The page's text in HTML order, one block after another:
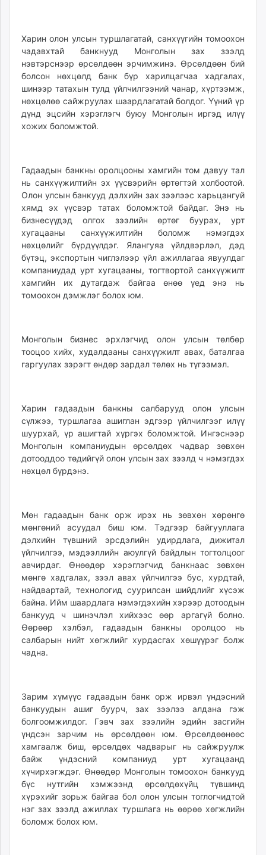
Харин олон улсын туршлагатай, санхүүгийн томоохон
чадавхтай банкнууд Монголын зах зээлд
нэвтэрснээр өрсөлдөөн эрчимжинэ. Өрсөлдөөн бий
болсон нөхцөлд банк бүр харилцагчаа хадгалах,
шинээр татахын тулд үйлчилгээний чанар, хүртээмж,
нөхцөлөө сайжруулах шаардлагатай болдог. Үүний үр
дүнд эцсийн хэрэглэгч буюу Монголын иргэд илүү
хожих боломжтой.
Гадаадын банкны оролцооны хамгийн том давуу тал
нь санхүүжилтийн эх үүсвэрийн өртөгтэй холбоотой.
Олон улсын банкууд дэлхийн зах зээлээс харьцангуй
хямд эх үүсвэр татах боломжтой байдаг. Энэ нь
бизнесүүдэд олгох зээлийн өртөг буурах, урт
хугацааны санхүүжилтийн боломж нэмэгдэх
нөхцөлийг бүрдүүлдэг. Ялангуяа үйлдвэрлэл, дэд
бүтэц, экспортын чиглэлээр үйл ажиллагаа явуулдаг
компаниудад урт хугацааны, тогтвортой санхүүжилт
хамгийн их дутагдаж байгаа өнөө үед энэ нь
томоохон дэмжлэг болох юм.
Монголын бизнес эрхлэгчид олон улсын төлбөр
тооцоо хийх, худалдааны санхүүжилт авах, баталгаа
гаргуулах зэрэгт өндөр зардал төлөх нь түгээмэл.
Харин гадаадын банкны салбарууд олон улсын
сүлжээ, туршлагаа ашиглан эдгээр үйлчилгээг илүү
шуурхай, үр ашигтай хүргэх боломжтой. Ингэснээр
Монголын компаниудын өрсөлдөх чадвар зөвхөн
дотооддоо төдийгүй олон улсын зах зээлд ч нэмэгдэх
нөхцөл бүрдэнэ.
Мөн гадаадын банк орж ирэх нь зөвхөн хөрөнгө
мөнгөний асуудал биш юм. Тэдгээр байгууллага
дэлхийн түвшний эрсдэлийн удирдлага, дижитал
үйлчилгээ, мэдээллийн аюулгүй байдлын тогтолцоог
авчирдаг. Өнөөдөр хэрэглэгчид банкнаас зөвхөн
мөнгө хадгалах, зээл авах үйлчилгээ бус, хурдтай,
найдвартай, технологид суурилсан шийдлийг хүсэж
байна. Ийм шаардлага нэмэгдэхийн хэрээр дотоодын
банкууд ч шинэчлэл хийхээс өөр аргагүй болно.
Өөрөөр хэлбэл, гадаадын банкны оролцоо нь
салбарын нийт хөгжлийг хурдасгах хөшүүрэг болж
чадна.
Зарим хүмүүс гадаадын банк орж ирвэл үндэсний
банкуудын ашиг буурч, зах зээлээ алдана гэж
болгоомжилдог. Гэвч зах зээлийн эдийн засгийн
үндсэн зарчим нь өрсөлдөөн юм. Өрсөлдөөнөөс
хамгаалж биш, өрсөлдөх чадварыг нь сайжруулж
байж үндэсний компаниуд урт хугацаанд
хүчирхэгждэг. Өнөөдөр Монголын томоохон банкууд
бүс нутгийн хэмжээнд өрсөлдөхүйц түвшинд
хүрэхийг зорьж байгаа бол олон улсын тоглогчидтой
нэг зах зээлд ажиллах туршлага нь өөрөө хөгжлийн
боломж болох юм.